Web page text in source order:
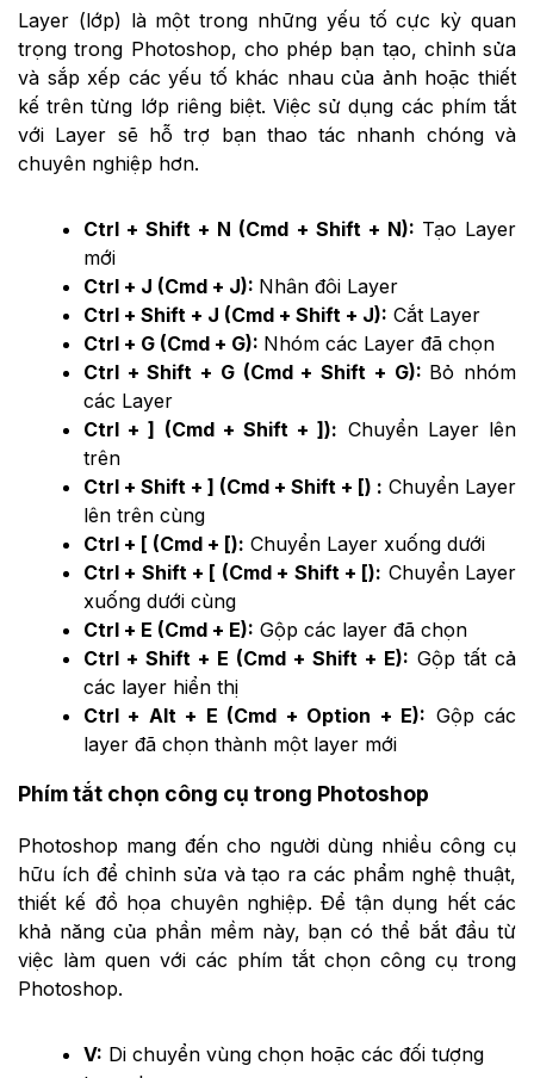
Layer (lớp) là một trong những yếu tố cực kỳ quan
trọng trong Photoshop, cho phép bạn tạo, chỉnh sửa
và sắp xếp các yếu tố khác nhau của ảnh hoặc thiết
kế trên từng lớp riêng biệt. Việc sử dụng các phím tắt
với Layer sẽ hỗ trợ bạn thao tác nhanh chóng và
chuyên nghiệp hơn.
Ctrl + Shift + N (Cmd + Shift + N): Tạo Layer
mới
Ctrl + J (Cmd + J): Nhân đôi Layer
Ctrl + Shift + J (Cmd + Shift + J): Cắt Layer
Ctrl + G (Cmd + G): Nhóm các Layer đã chọn
Ctrl + Shift + G (Cmd + Shift + G): Bỏ nhóm
các Layer
Ctrl + ] (Cmd + Shift + ]): Chuyển Layer lên
trên
Ctrl + Shift + ] (Cmd + Shift + [) : Chuyển Layer
lên trên cùng
Ctrl + [ (Cmd + [): Chuyển Layer xuống dưới
Ctrl + Shift + [ (Cmd + Shift + [): Chuyển Layer
xuống dưới cùng
Ctrl + E (Cmd + E): Gộp các layer đã chọn
Ctrl + Shift + E (Cmd + Shift + E): Gộp tất cả
các layer hiển thị
Ctrl + Alt + E (Cmd + Option + E): Gộp các
layer đã chọn thành một layer mới
Phím tắt chọn công cụ trong Photoshop
Photoshop mang đến cho người dùng nhiều công cụ
hữu ích để chỉnh sửa và tạo ra các phẩm nghệ thuật,
thiết kế đồ họa chuyên nghiệp. Để tận dụng hết các
khả năng của phần mềm này, bạn có thể bắt đầu từ
việc làm quen với các phím tắt chọn công cụ trong
Photoshop.
V: Di chuyển vùng chọn hoặc các đối tượng